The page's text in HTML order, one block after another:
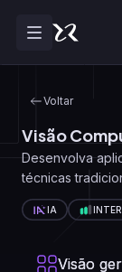
Voltar
Visão
Desenvolva
técnicas
IA
Visão